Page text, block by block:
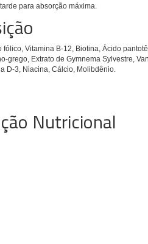
para absorção máxima.
Vitamina B-12, Biotina, Ácido
Extrato de Gymnema Sylvestre,
D-3, Niacina, Cálcio, Molibdênio.
Nutricional